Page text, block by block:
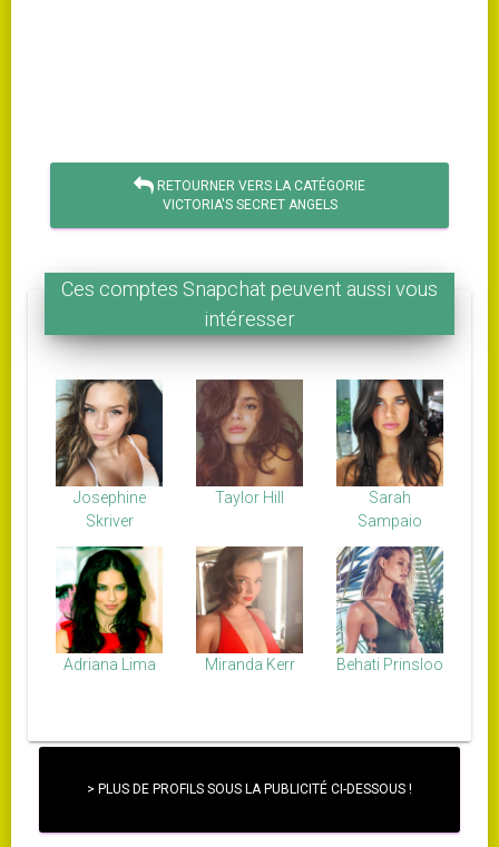
RETOURNER VERS LA CATÉGORIE
VICTORIA'S SECRET ANGELS
Ces comptes Snapchat peuvent aussi vous
intéresser
Josephine
Skriver
Taylor Hill
Sarah
Sampaio
Adriana Lima Miranda Kerr Behati Prinsloo
> PLUS DE PROFILS SOUS LA PUBLICITÉ CI-DESSOUS !